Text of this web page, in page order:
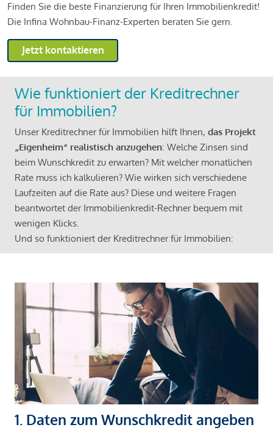
Finden Sie die beste Finanzierung für Ihren Immobilienkredit!
Die Infina Wohnbau-Finanz-Experten beraten Sie gern.
Jetzt kontaktieren
Wie funktioniert der Kreditrechner
für Immobilien?
Unser Kreditrechner für Immobilien hilft Ihnen, das Projekt
„Eigenheim“ realistisch anzugehen: Welche Zinsen sind
beim Wunschkredit zu erwarten? Mit welcher monatlichen
Rate muss ich kalkulieren? Wie wirken sich verschiedene
Laufzeiten auf die Rate aus? Diese und weitere Fragen
beantwortet der Immobilienkredit-Rechner bequem mit
wenigen Klicks.
Und so funktioniert der Kreditrechner für Immobilien:
1. Daten zum Wunschkredit angeben